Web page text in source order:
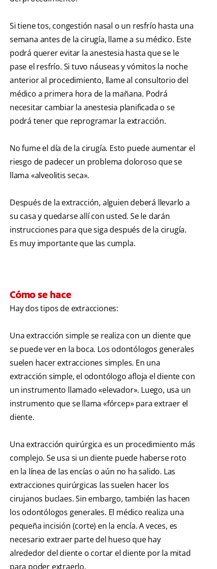
Si tiene tos, congestión nasal o un resfrío hasta una
semana antes de la cirugía, llame a su médico. Este
podrá querer evitar la anestesia hasta que se le
pase el resfrío. Si tuvo náuseas y vómitos la noche
anterior al procedimiento, llame al consultorio del
médico a primera hora de la mañana. Podrá
necesitar cambiar la anestesia planificada o se
podrá tener que reprogramar la extracción.
No fume el día de la cirugía. Esto puede aumentar el
riesgo de padecer un problema doloroso que se
llama «alveolitis seca».
Después de la extracción, alguien deberá llevarlo a
su casa y quedarse allí con usted. Se le darán
instrucciones para que siga después de la cirugía.
Es muy importante que las cumpla.
Cómo se hace
Hay dos tipos de extracciones:
Una extracción simple se realiza con un diente que
se puede ver en la boca. Los odontólogos generales
suelen hacer extracciones simples. En una
extracción simple, el odontólogo afloja el diente con
un instrumento llamado «elevador». Luego, usa un
instrumento que se llama «fórcep» para extraer el
diente.
Una extracción quirúrgica es un procedimiento más
complejo. Se usa si un diente puede haberse roto
en la línea de las encías o aún no ha salido. Las
extracciones quirúrgicas las suelen hacer los
cirujanos buclaes. Sin embargo, también las hacen
los odontólogos generales. El médico realiza una
pequeña incisión (corte) en la encía. A veces, es
necesario extraer parte del hueso que hay
alrededor del diente o cortar el diente por la mitad
para poder extraerlo.